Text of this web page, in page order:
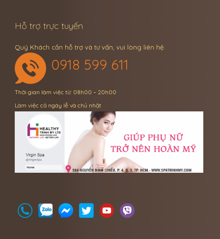
Hỗ trợ trực tuyến
Quý Khách cần hỗ trợ và tư vấn, vui lòng liên hệ:
0918 599 611
Thời gian làm việc từ: 08h00 – 20h00
Làm việc cả ngày lễ và chủ nhật